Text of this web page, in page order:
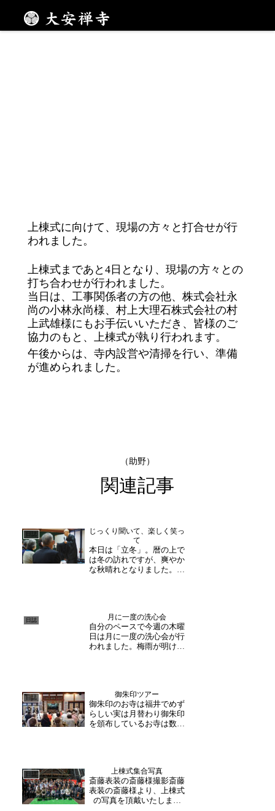
上棟式に向けて
上棟式に向けて、現場の方々と打合せが行
われました。
上棟式まであと4日となり、現場の方々との
打ち合わせが行われました。
当日は、工事関係者の方の他、株式会社永
尚の小林永尚様、村上大理石株式会社の村
上武雄様にもお手伝いいただき、皆様のご
協力のもと、上棟式が執り行われます。
午後からは、寺内設営や清掃を行い、準備
が進められました。
（助野）
関連記事
日誌
じっくり聞いて、楽しく笑っ
て
本日は「立冬」。暦の上で
は冬の訪れですが、爽やか
な秋晴れとなりました。午
初めての方だけでなく2回
目・3回目と何度かお越し
下さっている方などいらっ
しゃ...
日誌 月に一度の洗心会
自分のペースで今週の木曜
日は月に一度の洗心会が行
われました。梅雨が明け、
て書き始めます。一文字一
文字、丁寧に。。慣れてく
ると筆が進むのも早くな
る...
日誌 御朱印ツアー
御朱印のお寺は福井でめず
らしい実は月替わり御朱印
を頒布しているお寺は数少
た。月替わり御朱印を楽し
みに月参りに訪れてくださ
る方々も多く、そのご縁
が...
日誌 上棟式集合写真
斎藤表装の斎藤様撮影斎藤
表装の斎藤様より、上棟式
の写真を頂戴いたしまし